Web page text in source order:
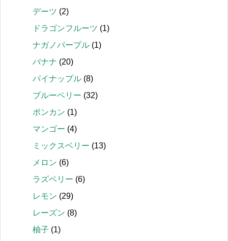
デーツ (2)
ドラゴンフルーツ (1)
ナガノパープル (1)
バナナ (20)
パイナップル (8)
ブルーベリー (32)
ポンカン (1)
マンゴー (4)
ミックスベリー (13)
メロン (6)
ラズベリー (6)
レモン (29)
レーズン (8)
柚子 (1)